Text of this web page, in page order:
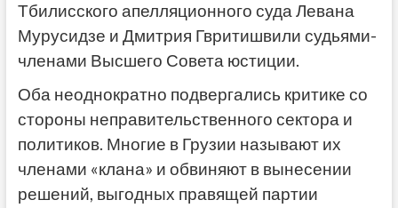
Тбилисского апелляционного суда Левана
Мурусидзе и Дмитрия Гвритишвили судьями-
членами Высшего Совета юстиции.
Оба неоднократно подвергались критике со
стороны неправительственного сектора и
политиков. Многие в Грузии называют их
членами «клана» и обвиняют в вынесении
решений, выгодных правящей партии